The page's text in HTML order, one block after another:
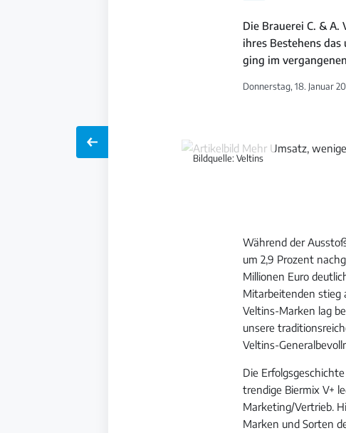
Die Brauerei C. & A.
ihres Bestehens
ging im
Donnerstag, 18. Januar
Bildquelle: Veltins
Während der
um 2,9 Prozent
Millionen Euro
Mitarbeitenden stieg
Veltins-Marken lag
unsere
Veltins-
Die
trendige Biermix V+
Marketing/Vertrieb.
Marken und Sorten